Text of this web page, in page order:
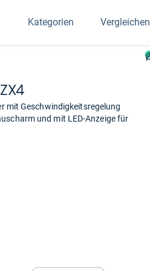
Kategorien Vergleichen
mit Geschwindigkeitsregelung
und mit LED-Anzeige für